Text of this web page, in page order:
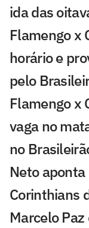
ida das
Flamengo x
horário e
pelo
Flamengo x
vaga no
no
Neto
Corinthians
Marcelo